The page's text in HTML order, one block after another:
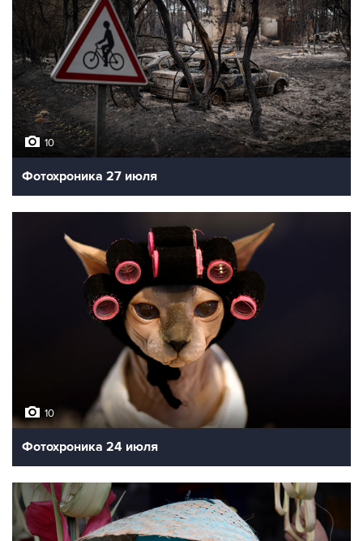
10
Фотохроника 27 июля
10
Фотохроника 24 июля